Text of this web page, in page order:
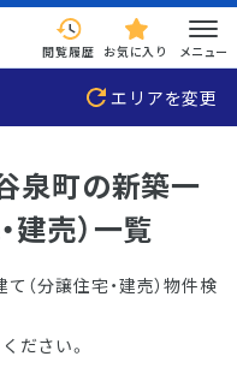
閲覧履歴 お気に入り メニュー
エリアを変更
泉町の新築一
建売）一覧
（分譲住宅・建売）物件検
ださい。